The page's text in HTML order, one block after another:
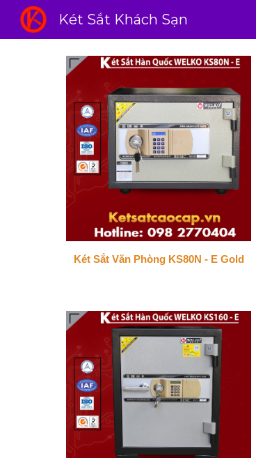
Két Sắt Khách Sạn
Két Sắt Văn Phòng KS80N - E Gold